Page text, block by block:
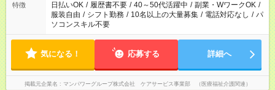
特徴 日払いOK / 履歴書不要 / 40～50代活躍中 / 副業・WワークOK /
服装自由 / シフト勤務 / 10名以上の大量募集 / 電話対応なし / パ
ソコンスキル不要
気になる！ 応募する 詳細へ
掲載元企業名 マンパワーグループ株式会社 ケアサービス事業部 （医療福祉介護関連）